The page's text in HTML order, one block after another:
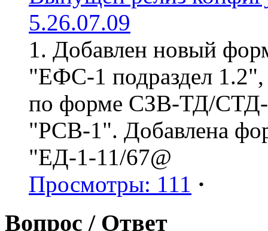
5.26.07.09
1. Добавлен новый
"ЕФС-1 подраздел
по форме СЗВ-ТД/СТД-
"РСВ-1". Добавлена
"ЕД-1-11/67@
Просмотры: 111 ·
Вопрос / Ответ